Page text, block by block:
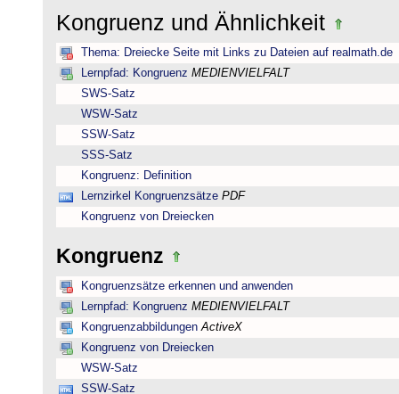
Kongruenz und Ähnlichkeit
Thema: Dreiecke Seite mit Links zu Dateien auf realmath.de
Lernpfad: Kongruenz MEDIENVIELFALT
SWS-Satz
WSW-Satz
SSW-Satz
SSS-Satz
Kongruenz: Definition
Lernzirkel Kongruenzsätze PDF
Kongruenz von Dreiecken
Kongruenz
Kongruenzsätze erkennen und anwenden
Lernpfad: Kongruenz MEDIENVIELFALT
Kongruenzabbildungen ActiveX
Kongruenz von Dreiecken
WSW-Satz
SSW-Satz